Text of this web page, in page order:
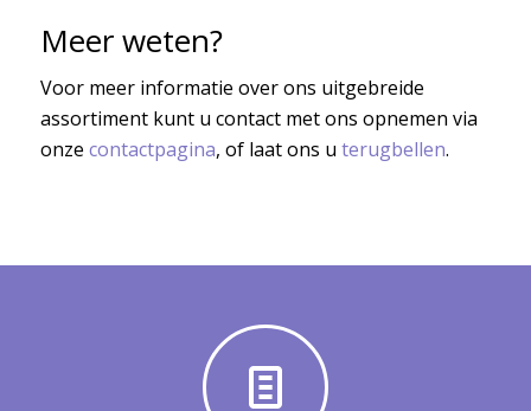
Meer weten?
Voor meer informatie over ons uitgebreide
assortiment kunt u contact met ons opnemen via
onze contactpagina, of laat ons u terugbellen.